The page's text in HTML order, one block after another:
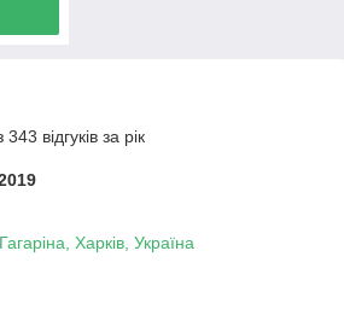
відгуків за рік
Харків, Україна